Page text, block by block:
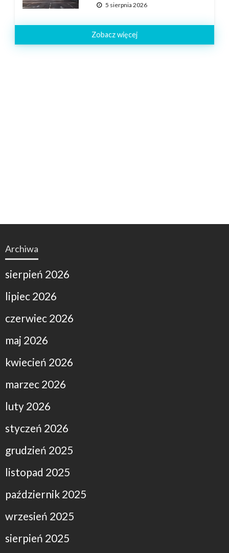
5 sierpnia 2026
Zobacz więcej
Archiwa
sierpień 2026
lipiec 2026
czerwiec 2026
maj 2026
kwiecień 2026
marzec 2026
luty 2026
styczeń 2026
grudzień 2025
listopad 2025
październik 2025
wrzesień 2025
sierpień 2025